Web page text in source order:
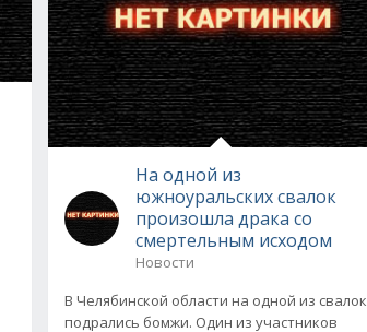
На одной из
южноуральских свалок
произошла драка со
смертельным исходом
Новости
В Челябинской области на одной из свалок
подрались бомжи. Один из участников